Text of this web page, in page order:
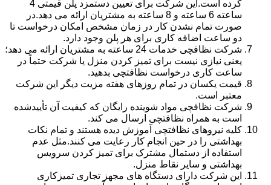
کرده است.این شرکت برای تعیین دستمزد پلن قیمتی 4
ساعته 6 ساعته و 8 ساعته به مشتریان ارائه می دهد.در
صورت تمام نشدن کار در زمان مشخص امکان درخواست تا
دو ساعت اضافه کاری برای هر پلن وجود دارد.
شرکت نظافچی خدمات 24 ساعته به مشتریان ارائه می دهد؛
یعنی نیازی نیست برای تمیز کردن منزل یا شرکت حتماً در
ساعت کاری درخواست نظافتچی بدهید.
قیمت یکسان در تمام روزهای هفته مزیت دیگر این شرکت
معتبر است.
شرکت نظافچی مواد شوینده رایگان که کیفیت آن تأییدشده
است به همراه نظافتچی ارسال می کند.
کلیه نیروهای نظافتچی آموزش دیده هستند و تمام نکات
بهداشتی را در حین انجام کار رعایت می کنند.مثل عدم
استفاده از دستمال مشترک برای تمیز کردن سرویس
بهداشتی و سایر نقاط منزل.
این شرکت دارای دستگاه های مجهز تجاری تمیزکاری